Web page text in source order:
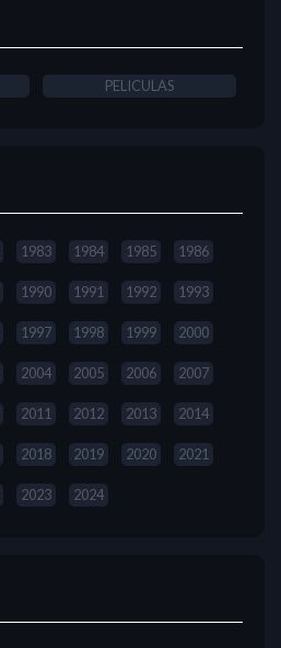
PELICULAS
1983 1984 1985 1986
1990 1991 1992 1993
1997 1998 1999 2000
2004 2005 2006 2007
2011 2012 2013 2014
2018 2019 2020 2021
2023 2024